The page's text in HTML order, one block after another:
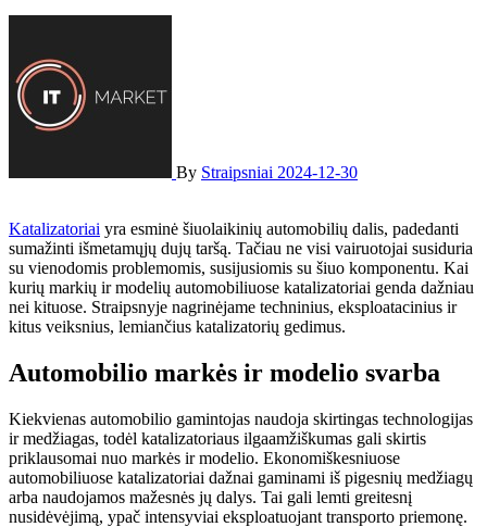
By Straipsniai 2024-12-30
Katalizatoriai yra esminė šiuolaikinių automobilių dalis, padedanti
sumažinti išmetamųjų dujų taršą. Tačiau ne visi vairuotojai susiduria
su vienodomis problemomis, susijusiomis su šiuo komponentu. Kai
kurių markių ir modelių automobiliuose katalizatoriai genda dažniau
nei kituose. Straipsnyje nagrinėjame techninius, eksploatacinius ir
kitus veiksnius, lemiančius katalizatorių gedimus.
Automobilio markės ir modelio svarba
Kiekvienas automobilio gamintojas naudoja skirtingas technologijas
ir medžiagas, todėl katalizatoriaus ilgaamžiškumas gali skirtis
priklausomai nuo markės ir modelio. Ekonomiškesniuose
automobiliuose katalizatoriai dažnai gaminami iš pigesnių medžiagų
arba naudojamos mažesnės jų dalys. Tai gali lemti greitesnį
nusidėvėjimą, ypač intensyviai eksploatuojant transporto priemonę.